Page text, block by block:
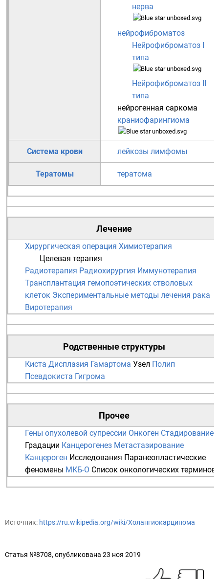
нерва
нейрофиброматоз
Нейрофиброматоз I
типа
Нейрофиброматоз II
типа
нейрогенная саркома
краниофарингиома
Система крови лейкозы лимфомы
Тератомы тератома
Лечение
Хирургическая операция Химиотерапия
Целевая терапия
Радиотерапия Радиохирургия Иммунотерапия
Трансплантация гемопоэтических стволовых
клеток Экспериментальные методы лечения рака
Виротерапия
Родственные структуры
Киста Дисплазия Гамартома Узел Полип
Псевдокиста Гигрома
Прочее
Гены опухолевой супрессии Онкоген Стадирование
Градации Канцерогенез Метастазирование
Канцероген Исследования Паранеопластические
феномены МКБ-О Список онкологических терминов
Источник: https://ru.wikipedia.org/wiki/Холангиокарцинома
Статья №8708, опубликована 23 ноя 2019